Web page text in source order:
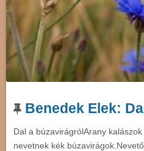
Benedek Elek:
Dal a búzavirágrólArany
nevetnek kék